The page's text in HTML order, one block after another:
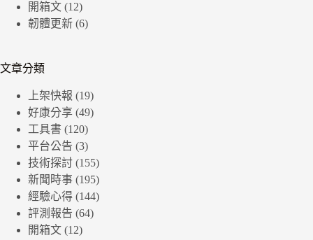
開箱文 (12)
韌體更新 (6)
文章分類
上架快報 (19)
好康分享 (49)
工具書 (120)
平台公告 (3)
技術探討 (155)
新聞時事 (195)
經驗心得 (144)
評測報告 (64)
開箱文 (12)